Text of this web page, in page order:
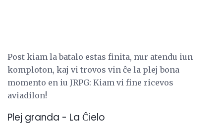
Post kiam la batalo estas finita, nur atendu iun
komploton, kaj vi trovos vin ĉe la plej bona
momento en iu JRPG: Kiam vi fine ricevos
aviadilon!
Plej granda - La Ĉielo